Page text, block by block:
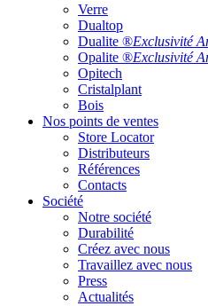
Verre
Dualtop
Dualite ®Exclusivité
Opalite ®Exclusivité
Opitech
Cristalplant
Bois
Nos points de ventes
Store Locator
Distributeurs
Références
Contacts
Société
Notre société
Durabilité
Créez avec nous
Travaillez avec nous
Press
Actualités